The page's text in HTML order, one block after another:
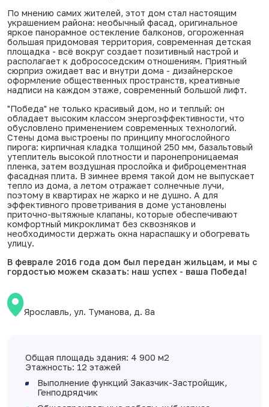
По мнению самих жителей, этот дом стал настоящим
украшением района: необычный фасад, оригинальное
яркое панорамное остекление балконов, огороженная
большая придомовая территория, современная детская
площадка - всё вокруг создает позитивный настрой и
располагает к добрососедским отношениям. Приятный
сюрприз ожидает вас и внутри дома - дизайнерское
оформление общественных пространств, креативные
надписи на каждом этаже, современный большой лифт.
"Победа" не только красивый дом, но и теплый: он
обладает высоким классом энергоэффективности, что
обусловлено применением современных технологий.
Стены дома выстроены по принципу многослойного
пирога: кирпичная кладка толщиной 250 мм, базальтовый
утеплитель высокой плотности и паронепроницаемая
пленка, затем воздушная прослойка и фиброцементная
фасадная плита. В зимнее время такой дом не выпускает
тепло из дома, а летом отражает солнечные лучи,
поэтому в квартирах не жарко и не душно. А для
эффективного проветривания в доме установлены
приточно-вытяжные клапаны, которые обеспечивают
комфортный микроклимат без сквозняков и
необходимости держать окна нараспашку и обогревать
улицу.
В феврале 2016 года дом был передан жильцам, и мы с
гордостью можем сказать: наш успех - ваша Победа!
Ярославль, ул. Туманова, д. 8а
Общая площадь здания: 4 900 м2
Этажность: 12 этажей
Выполнение функций Заказчик-Застройщик,
Генподрядчик